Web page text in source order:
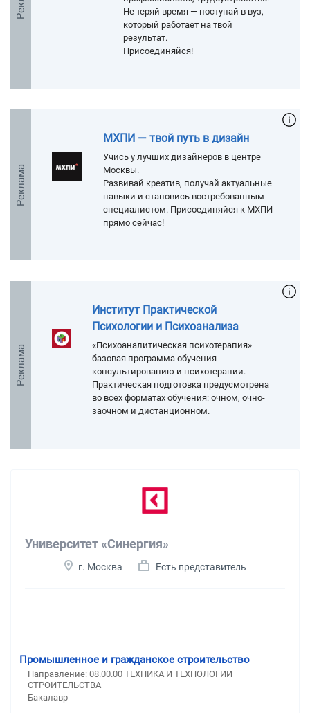
Не теряй время — поступай в вуз,
который работает на твой
результат.
Присоединяйся!
Реклама
МХПИ — твой путь в дизайн
Учись у лучших дизайнеров в центре
Москвы.
Развивай креатив, получай актуальные
навыки и становись востребованным
специалистом. Присоединяйся к МХПИ
прямо сейчас!
Реклама
Институт Практической
Психологии и Психоанализа
«Психоаналитическая психотерапия» —
базовая программа обучения
консультированию и психотерапии.
Практическая подготовка предусмотрена
во всех форматах обучения: очном, очно-
заочном и дистанционном.
Университет «Синергия»
г. Москва Есть представитель
Промышленное и гражданское строительство
Направление: 08.00.00 ТЕХНИКА И ТЕХНОЛОГИИ
СТРОИТЕЛЬСТВА
Бакалавр